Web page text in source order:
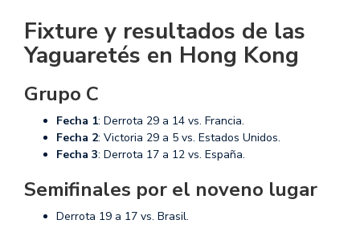
Fixture y resultados de las
Yaguaretés en Hong Kong
Grupo C
Fecha 1: Derrota 29 a 14 vs. Francia.
Fecha 2: Victoria 29 a 5 vs. Estados Unidos.
Fecha 3: Derrota 17 a 12 vs. España.
Semifinales por el noveno lugar
Derrota 19 a 17 vs. Brasil.